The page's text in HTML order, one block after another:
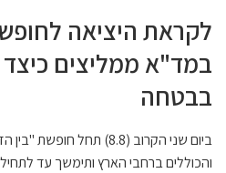
לקראת היציאה
במד"א ממליצים כיצד
בבטחה
ביום שני הקרוב (8.8) תחל
והכוללים ברחבי הארץ ותימשך עד